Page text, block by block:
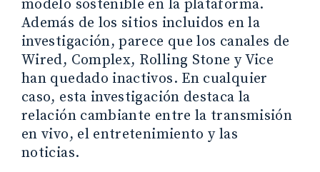
modelo sostenible en la plataforma.
Además de los sitios incluidos en la
investigación, parece que los canales de
Wired, Complex, Rolling Stone y Vice
han quedado inactivos. En cualquier
caso, esta investigación destaca la
relación cambiante entre la transmisión
en vivo, el entretenimiento y las
noticias.